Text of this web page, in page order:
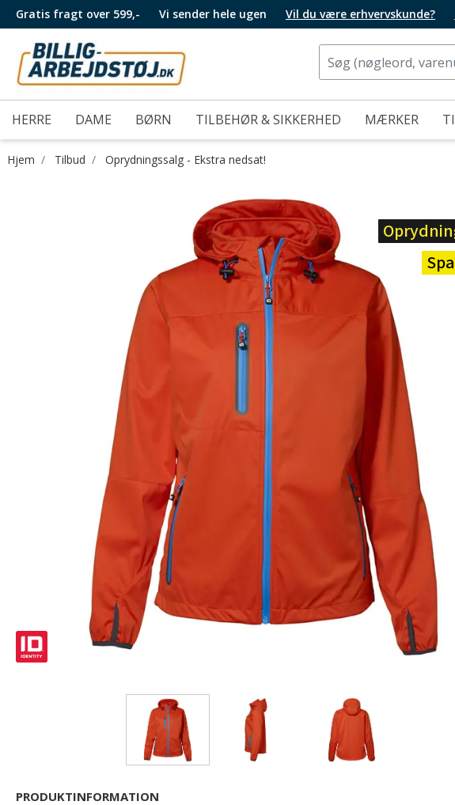
Gratis fragt over 599,- Vi sender hele ugen Vil du være erhvervskunde?
HERRE DAME BØRN TILBEHØR & SIKKERHED MÆRKER
Hjem Tilbud Oprydningssalg - Ekstra nedsat!
PRODUKTINFORMATION